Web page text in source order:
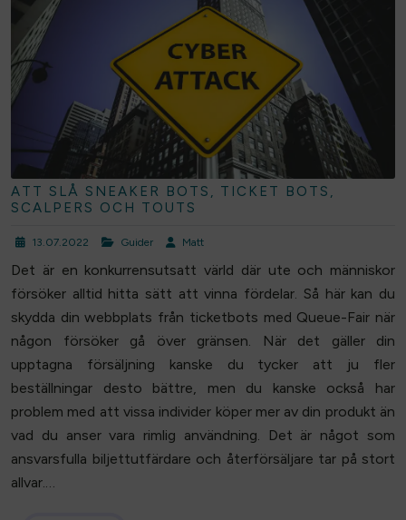
ATT SLÅ SNEAKER BOTS, TICKET BOTS,
SCALPERS OCH TOUTS
13.07.2022 Guider Matt
Det är en konkurrensutsatt värld där ute och människor
försöker alltid hitta sätt att vinna fördelar. Så här kan du
skydda din webbplats från ticketbots med Queue-Fair när
någon försöker gå över gränsen. När det gäller din
upptagna försäljning kanske du tycker att ju fler
beställningar desto bättre, men du kanske också har
problem med att vissa individer köper mer av din produkt än
vad du anser vara rimlig användning. Det är något som
ansvarsfulla biljettutfärdare och återförsäljare tar på stort
allvar.…